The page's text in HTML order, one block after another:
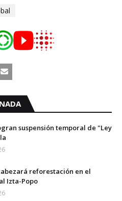
suspensión temporal de "Ley
reforestación en el
Izta-Popo